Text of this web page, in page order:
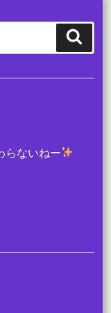
らないねー